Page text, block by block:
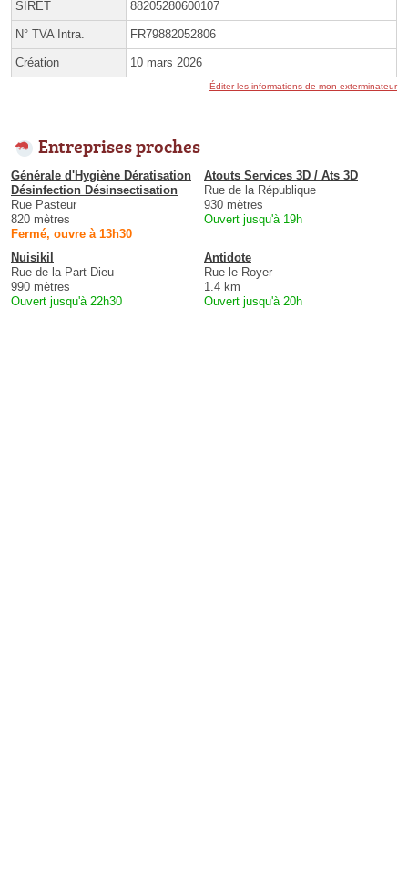
SIRET 88205280600107
N° TVA Intra. FR79882052806
Création 10 mars 2026
Éditer les informations de mon exterminateur
Entreprises proches
Générale d'Hygiène Dératisation
Désinfection Désinsectisation
Rue Pasteur
820 mètres
Fermé, ouvre à 13h30
Atouts Services 3D / Ats 3D
Rue de la République
930 mètres
Ouvert jusqu'à 19h
Nuisikil
Rue de la Part-Dieu
990 mètres
Ouvert jusqu'à 22h30
Antidote
Rue le Royer
1.4 km
Ouvert jusqu'à 20h